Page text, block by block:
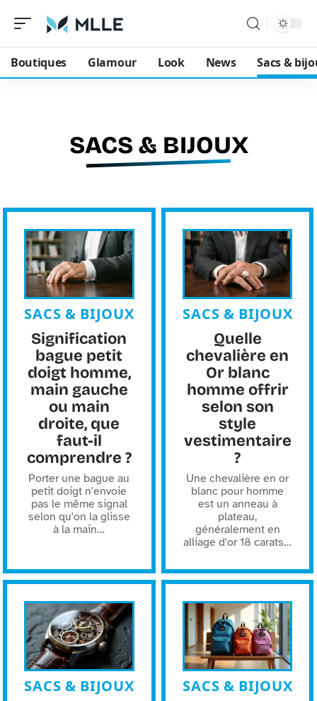
Boutiques Glamour Look News Sacs &
SACS & BIJOUX
SACS & BIJOUX
Signification
bague petit
doigt homme,
main gauche
ou main
droite, que
faut-il
comprendre ?
Porter une bague au
petit doigt n'envoie
pas le même signal
selon qu'on la glisse
à la main…
SACS & BIJOUX
Quelle
chevalière en
Or blanc
homme offrir
selon son
style
vestimentaire
?
Une chevalière en or
blanc pour homme
est un anneau à
plateau,
généralement en
alliage d'or 18 carats…
SACS & BIJOUX SACS & BIJOUX